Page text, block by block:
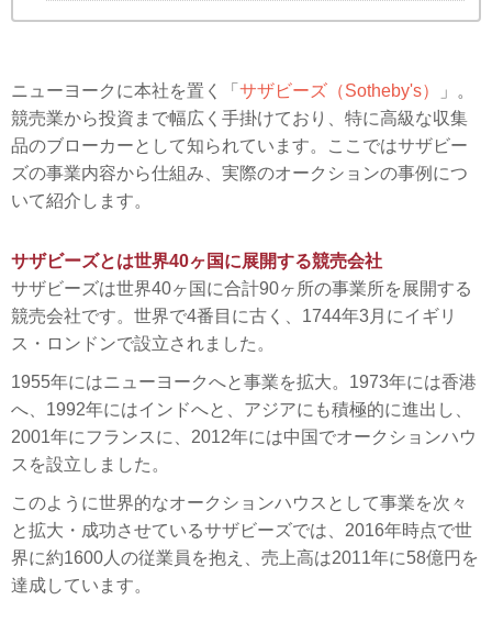
ニューヨークに本社を置く「 サザビーズ（Sotheby's）
」。
競売業から投資まで幅広く手掛けており、特に高級な収集
品のブローカーとして知られています。ここではサザビー
ズの事業内容から仕組み、実際のオークションの事例につ
いて紹介します。
サザビーズとは世界40ヶ国に展開する競売会社
サザビーズは世界40ヶ国に合計90ヶ所の事業所を展開する
競売会社です。世界で4番目に古く、1744年3月にイギリ
ス・ロンドンで設立されました。
1955年にはニューヨークへと事業を拡大。1973年には香港
へ、1992年にはインドへと、アジアにも積極的に進出し、
2001年にフランスに、2012年には中国でオークションハウ
スを設立しました。
このように世界的なオークションハウスとして事業を次々
と拡大・成功させているサザビーズでは、2016年時点で世
界に約1600人の従業員を抱え、売上高は2011年に58億円を
達成しています。